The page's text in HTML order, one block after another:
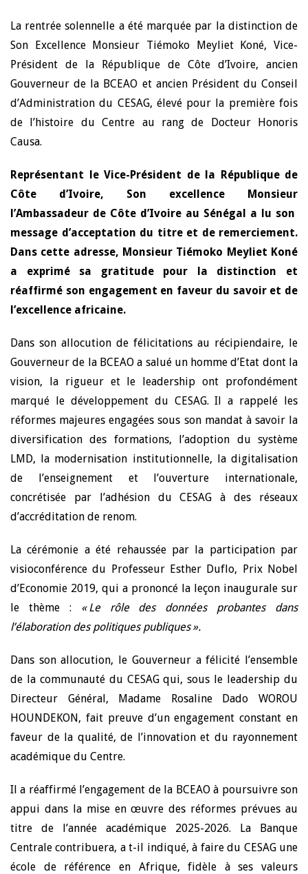
La rentrée solennelle a été marquée par la distinction de
Son Excellence Monsieur Tiémoko Meyliet Koné, Vice-
Président de la République de Côte d’Ivoire, ancien
Gouverneur de la BCEAO et ancien Président du Conseil
d’Administration du CESAG, élevé pour la première fois
de l’histoire du Centre au rang de Docteur Honoris
Causa.
Représentant le Vice-Président de la République de
Côte d’Ivoire, Son excellence Monsieur
l’Ambassadeur de Côte d’Ivoire au Sénégal a lu son
message d’acceptation du titre et de remerciement.
Dans cette adresse, Monsieur Tiémoko Meyliet Koné
a exprimé sa gratitude pour la distinction et
réaffirmé son engagement en faveur du savoir et de
l’excellence africaine.
Dans son allocution de félicitations au récipiendaire, le
Gouverneur de la BCEAO a salué un homme d’Etat dont la
vision, la rigueur et le leadership ont profondément
marqué le développement du CESAG. Il a rappelé les
réformes majeures engagées sous son mandat à savoir la
diversification des formations, l’adoption du système
LMD, la modernisation institutionnelle, la digitalisation
de l’enseignement et l’ouverture internationale,
concrétisée par l’adhésion du CESAG à des réseaux
d’accréditation de renom.
La cérémonie a été rehaussée par la participation par
visioconférence du Professeur Esther Duflo, Prix Nobel
d’Economie 2019, qui a prononcé la leçon inaugurale sur
le thème : « Le rôle des données probantes dans
l’élaboration des politiques publiques ».
Dans son allocution, le Gouverneur a félicité l’ensemble
de la communauté du CESAG qui, sous le leadership du
Directeur Général, Madame Rosaline Dado WOROU
HOUNDEKON, fait preuve d’un engagement constant en
faveur de la qualité, de l’innovation et du rayonnement
académique du Centre.
Il a réaffirmé l’engagement de la BCEAO à poursuivre son
appui dans la mise en œuvre des réformes prévues au
titre de l’année académique 2025-2026. La Banque
Centrale contribuera, a t-il indiqué, à faire du CESAG une
école de référence en Afrique, fidèle à ses valeurs